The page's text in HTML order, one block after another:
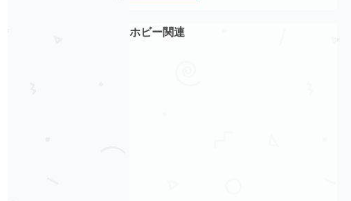
ホビー関連